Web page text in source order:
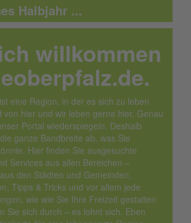
Halbjahr ...
willkommen
eine Region, in der es sich zu leben
von hier und wir leben gerne hier. Genau
Portal wiederspiegeln. Deshalb
ganze Bandbreite ab, was Sie
Hier finden Sie ausgesuchte
Services aus allen Bereichen –
den Städten und Gemeinden,
Tipps & Tricks und vor allem jede
wie wie Sie Ihre Freizeit gestalten
Sie sich durch – es lohnt sich. Eben